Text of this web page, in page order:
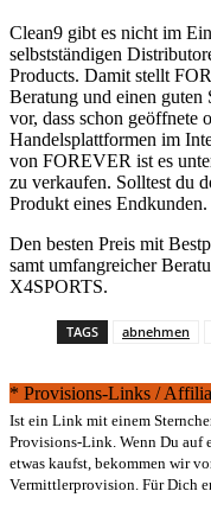
Clean9 gibt es nicht im
selbstständigen
Products. Damit stellt
Beratung und einen
vor, dass schon geöffnete
Handelsplattformen im
von FOREVER ist es
zu verkaufen. Solltest du
Produkt eines Endkunden.
Den besten Preis mit
samt umfangreicher
X4SPORTS.
TAGS abnehmen
* Provisions-Links /
Ist ein Link mit einem
Provisions-Link. Wenn Du
etwas kaufst, bekommen wir
Vermittlerprovision. Für Dich